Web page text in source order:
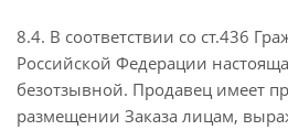
8.4. В соответствии со ст.436
Российской Федерации
безотзывной. Продавец имеет
размещении Заказа лицам,